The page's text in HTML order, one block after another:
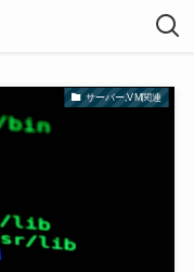
サーバー,VM関連